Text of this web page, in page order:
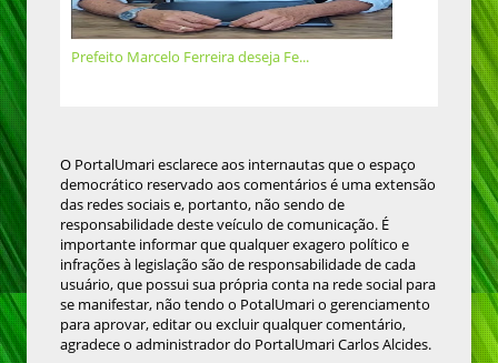
Prefeito Marcelo Ferreira deseja Fe...
O PortalUmari esclarece aos internautas que o espaço
democrático reservado aos comentários é uma extensão
das redes sociais e, portanto, não sendo de
responsabilidade deste veículo de comunicação. É
importante informar que qualquer exagero político e
infrações à legislação são de responsabilidade de cada
usuário, que possui sua própria conta na rede social para
se manifestar, não tendo o PotalUmari o gerenciamento
para aprovar, editar ou excluir qualquer comentário,
agradece o administrador do PortalUmari Carlos Alcides.